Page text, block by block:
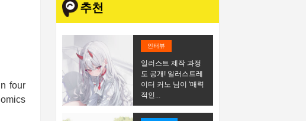
four
추천
인터뷰
일러스트 제작 과정
도 공개! 일러스트레
이터 커노 님이 '매력
적인...